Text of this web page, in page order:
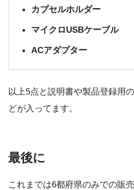
カプセルホルダー
マイクロUSBケーブル
ACアダプター
以上5点と説明書や製品登録用の
どが入ってます。
最後に
これまでは6都府県のみでの販